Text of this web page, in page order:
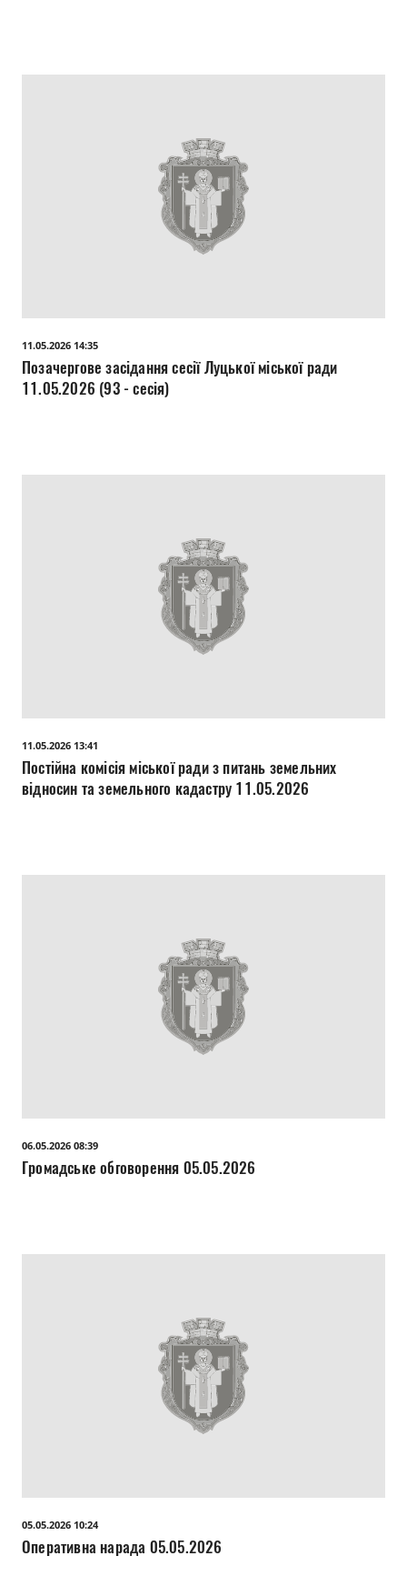
11.05.2026 14:35
Позачергове засідання сесії Луцької міської ради
11.05.2026 (93 - сесія)
11.05.2026 13:41
Постійна комісія міської ради з питань земельних
відносин та земельного кадастру 11.05.2026
06.05.2026 08:39
Громадське обговорення 05.05.2026
05.05.2026 10:24
Оперативна нарада 05.05.2026